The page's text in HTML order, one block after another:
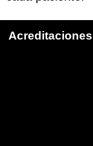
Acreditaciones